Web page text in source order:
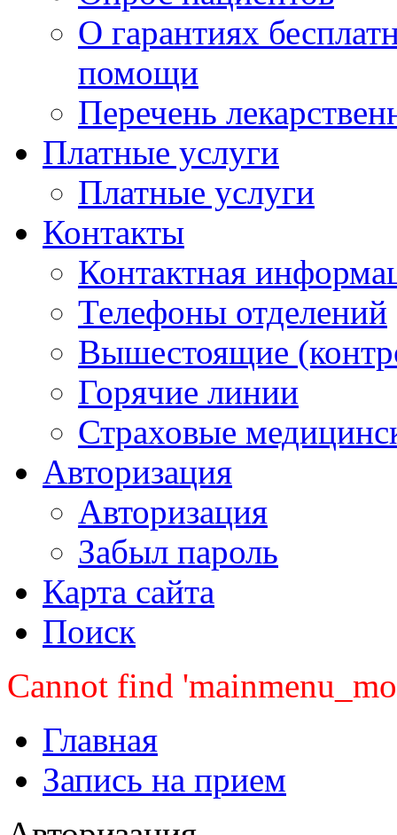
О гарантиях
помощи
Перечень
Платные услуги
Платные услуги
Контакты
Контактная
Телефоны отделений
Вышестоящие
Горячие линии
Страховые
Авторизация
Авторизация
Забыл пароль
Карта сайта
Поиск
Cannot find
Главная
Запись на прием